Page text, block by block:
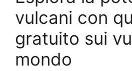
vulcani con
gratuito sui
mondo